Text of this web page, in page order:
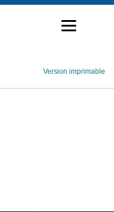
Version imprimable